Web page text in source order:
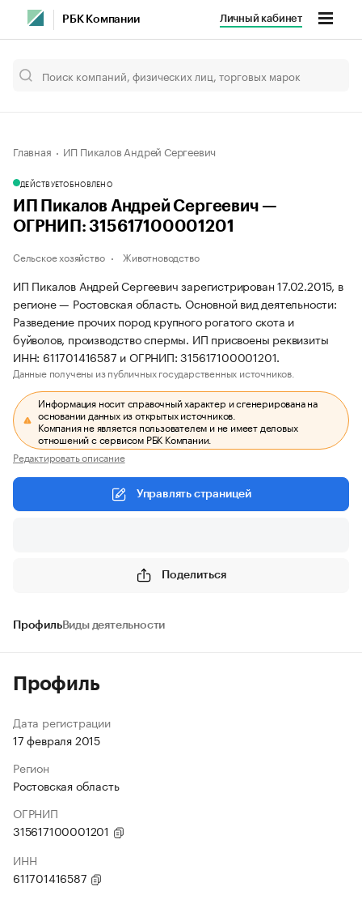
РБК Компании Личный кабинет
Главная ИП Пикалов Андрей Сергеевич
ДЕЙСТВУЕТОБНОВЛЕНО
ИП Пикалов Андрей Сергеевич —
ОГРНИП: 315617100001201
Сельское хозяйство Животноводство
ИП Пикалов Андрей Сергеевич зарегистрирован 17.02.2015, в
регионе — Ростовская область. Основной вид деятельности:
Разведение прочих пород крупного рогатого скота и
буйволов, производство спермы. ИП присвоены реквизиты
ИНН: 611701416587 и ОГРНИП: 315617100001201.
Данные получены из публичных государственных источников.
Информация носит справочный характер и сгенерирована на
основании данных из открытых источников.
Компания не является пользователем и не имеет деловых
отношений с сервисом РБК Компании.
Редактировать описание
Управлять страницей
Поделиться
ПрофильВиды деятельности
Профиль
Дата регистрации
17 февраля 2015
Регион
Ростовская область
ОГРНИП
315617100001201
ИНН
611701416587